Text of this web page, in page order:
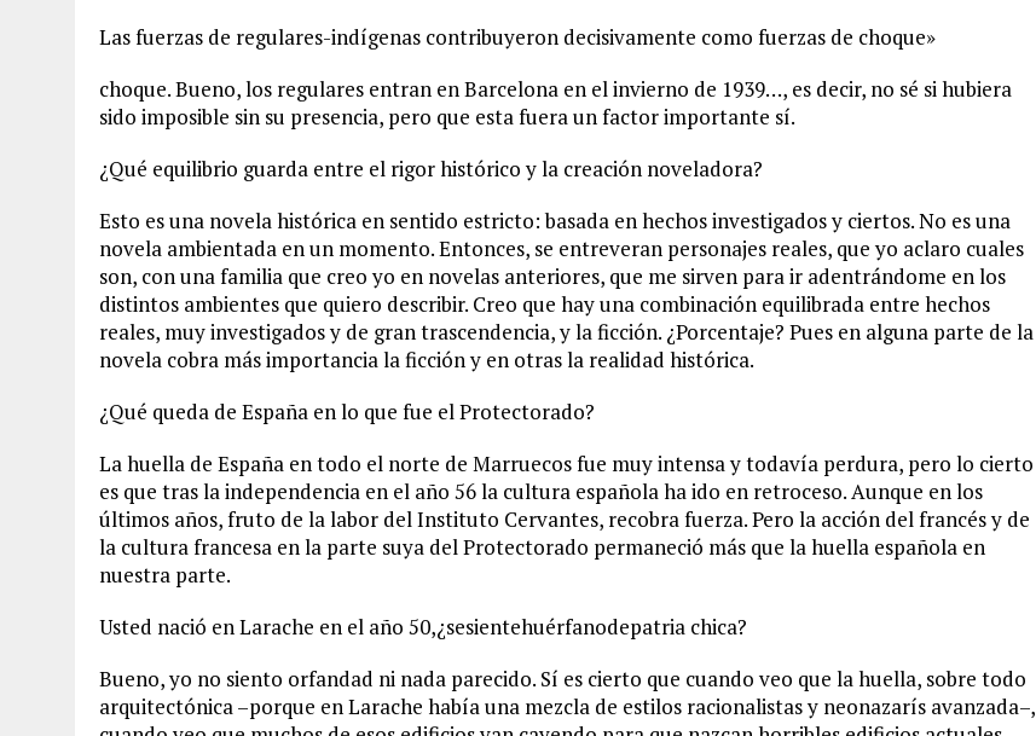
Las fuerzas de regulares-indígenas contribuyeron decisivamente como fuerzas de choque»
choque. Bueno, los regulares entran en Barcelona en el invierno de 1939…, es decir, no sé si hubiera
sido imposible sin su presencia, pero que esta fuera un factor importante sí.
¿Qué equilibrio guarda entre el rigor histórico y la creación noveladora?
Esto es una novela histórica en sentido estricto: basada en hechos investigados y ciertos. No es una
novela ambientada en un momento. Entonces, se entreveran personajes reales, que yo aclaro cuales
son, con una familia que creo yo en novelas anteriores, que me sirven para ir adentrándome en los
distintos ambientes que quiero describir. Creo que hay una combinación equilibrada entre hechos
reales, muy investigados y de gran trascendencia, y la ficción. ¿Porcentaje? Pues en alguna parte de la
novela cobra más importancia la ficción y en otras la realidad histórica.
¿Qué queda de España en lo que fue el Protectorado?
La huella de España en todo el norte de Marruecos fue muy intensa y todavía perdura, pero lo cierto
es que tras la independencia en el año 56 la cultura española ha ido en retroceso. Aunque en los
últimos años, fruto de la labor del Instituto Cervantes, recobra fuerza. Pero la acción del francés y de
la cultura francesa en la parte suya del Protectorado permaneció más que la huella española en
nuestra parte.
Usted nació en Larache en el año 50,¿sesientehuérfanodepatria chica?
Bueno, yo no siento orfandad ni nada parecido. Sí es cierto que cuando veo que la huella, sobre todo
arquitectónica –porque en Larache había una mezcla de estilos racionalistas y neonazarís avanzada–,